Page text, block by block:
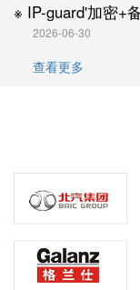
※ IP-guard'加密+
2026-06-30
查看更多